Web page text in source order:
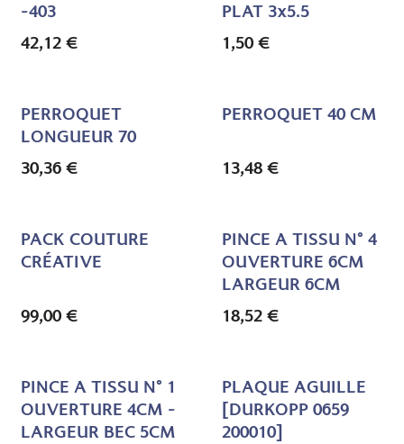
-403
42,12 €
PLAT 3x5.5
1,50€
PERROQUET
LONGUEUR 70
30,36 €
PERROQUET 40 CM
13,48€
PACK COUTURE
CRÉATIVE
99,00 €
PINCE A TISSU N° 4
OUVERTURE 6CM
LARGEUR 6CM
18,52€
PINCE A TISSU N° 1
OUVERTURE 4CM -
LARGEUR BEC 5CM
PLAQUE AGUILLE
[DURKOPP 0659
200010]